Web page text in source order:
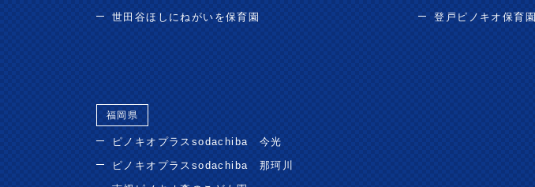
世田谷ほしにねがいを保育園
登戸ピノキオ保育園
福岡県
ピノキオプラスsodachiba 今光
ピノキオプラスsodachiba 那珂川